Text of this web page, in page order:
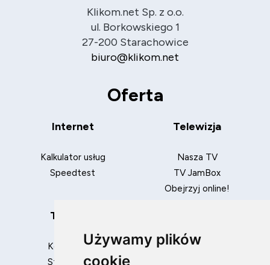
Używamy plików
cookie
Klikom.net Sp. z o.o.
ul. Borkowskiego 1
27-200 Starachowice
biuro@klikom.net
Oferta
Internet
Kalkulator usług
Speedtest
Telewizja
Nasza TV
TV JamBox
Obejrzyj online!
Telefony
Komórkowe
Stacjonarne
Internet + TV